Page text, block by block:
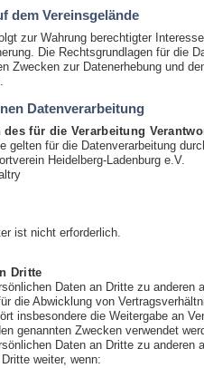
dem Vereinsgelände
zur Wahrung berechtigter
Die Rechtsgrundlagen für die
Zwecken zur Datenerhebung und
Datenverarbeitung
des für die Verarbeitung
gelten für die Datenverarbeitung
Heidelberg-Ladenburg e.V.
ist nicht erforderlich.
Dritte
Daten an Dritte zu
die Abwicklung von
insbesondere die Weitergabe an
genannten Zwecken verwendet
Daten an Dritte zu
weiter, wenn: